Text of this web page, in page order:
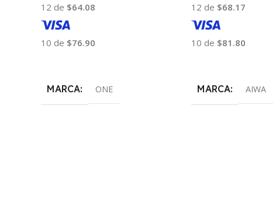
12 de $64.08
10 de $76.90
MARCA ONE
12 de $68.17
10 de $81.80
MARCA AIWA